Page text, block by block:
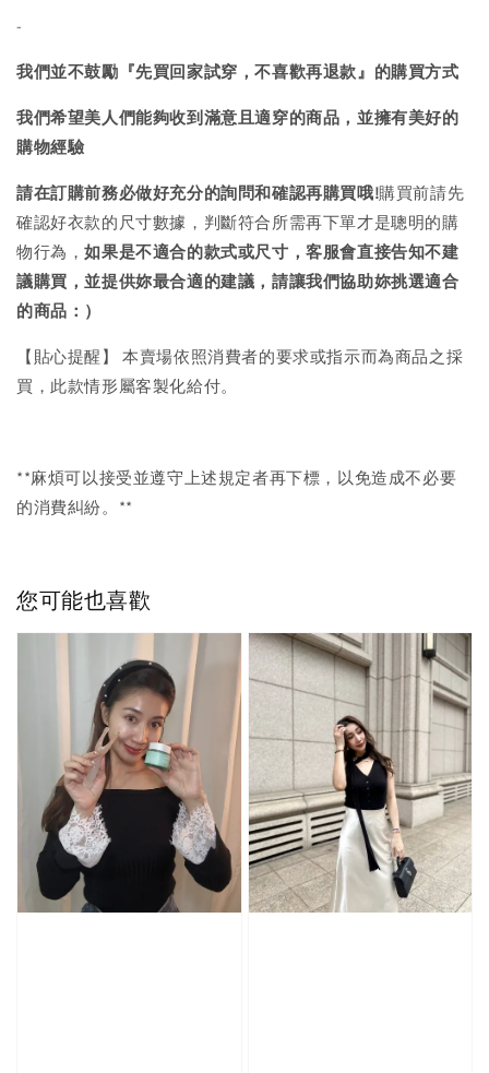
-
我們並不鼓勵『先買回家試穿，不喜歡再退款』的購買方式
我們希望美人們能夠收到滿意且適穿的商品，並擁有美好的
購物經驗
請在訂購前務必做好充分的詢問和確認再購買哦!購買前請先
確認好衣款的尺寸數據，判斷符合所需再下單才是聰明的購
物行為，如果是不適合的款式或尺寸，客服會直接告知不建
議購買，並提供妳最合適的建議，請讓我們協助妳挑選適合
的商品：）
【貼心提醒】 本賣場依照消費者的要求或指示而為商品之採
買，此款情形屬客製化給付。
**麻煩可以接受並遵守上述規定者再下標，以免造成不必要
的消費糾紛。**
您可能也喜歡